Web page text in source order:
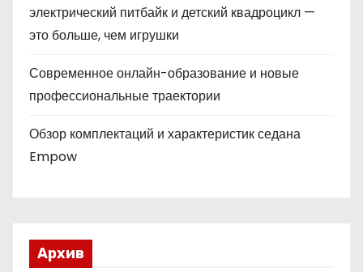
электрический питбайк и детский квадроцикл —
это больше, чем игрушки
Современное онлайн-образование и новые
профессиональные траектории
Обзор комплектаций и характеристик седана
Empow
Архив